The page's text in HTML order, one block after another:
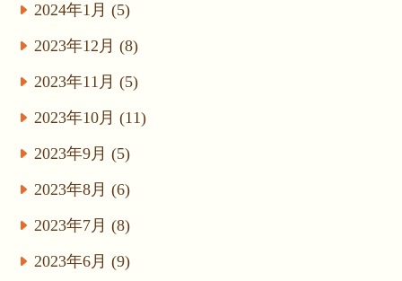
2024年1月 (5)
2023年12月 (8)
2023年11月 (5)
2023年10月 (11)
2023年9月 (5)
2023年8月 (6)
2023年7月 (8)
2023年6月 (9)